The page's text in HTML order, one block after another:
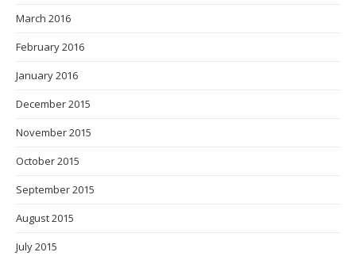
March 2016
February 2016
January 2016
December 2015
November 2015
October 2015
September 2015
August 2015
July 2015